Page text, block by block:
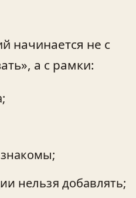
начинается не с
а с рамки:
нельзя добавлять;